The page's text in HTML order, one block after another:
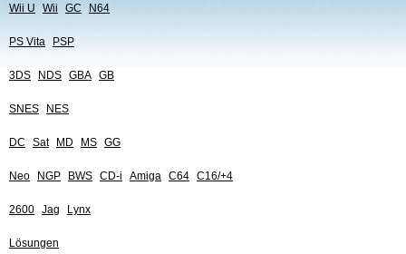
Wii U Wii GC N64
PS Vita PSP
3DS NDS GBA GB
SNES NES
DC Sat MD MS GG
Neo NGP BWS CD-i Amiga C64 C16/+4
2600 Jag Lynx
Lösungen